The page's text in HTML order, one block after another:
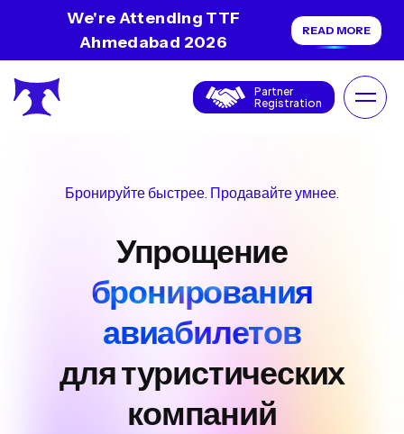
We're Attending TTF
Ahmedabad 2026
READ MORE
Partner
Registration
Бронируйте быстрее. Продавайте умнее.
Упрощение
бронирования
авиабилетов
для туристических
компаний